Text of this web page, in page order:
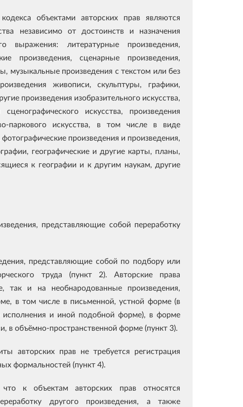
объектами авторских прав являются
независимо от достоинств и назначения
литературные произведения,
произведения, сценарные произведения,
музыкальные произведения с текстом или без
живописи, скульптуры, графики,
произведения изобразительного искусства,
искусства, произведения
паркового искусства, в том числе в виде
произведения и произведения,
географические и другие карты, планы,
к географии и к другим наукам, другие
представляющие собой переработку
представляющие собой по подбору или
труда (пункт 2). Авторские права
так и на необнародованные произведения,
в том числе в письменной, устной форме (в
исполнения и иной подобной форме), в форме
в объёмно-пространственной форме (пункт 3).
авторских прав не требуется регистрация
формальностей (пункт 4).
к объектам авторских прав относятся
другого произведения, а также